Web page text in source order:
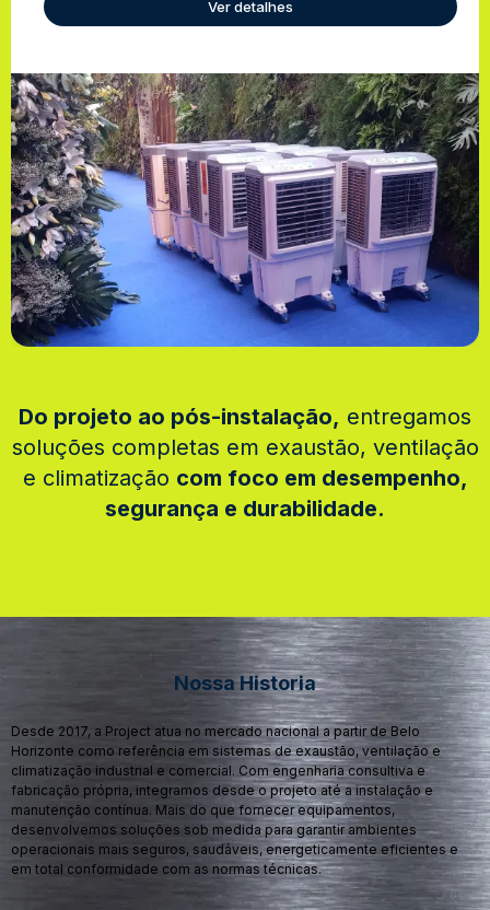
Ver detalhes
Do projeto ao pós-instalação, entregamos
soluções completas em exaustão, ventilação
e climatização com foco em desempenho,
segurança e durabilidade.
Nossa Historia
Desde 2017, a Project atua no mercado nacional a partir de Belo
Horizonte como referência em sistemas de exaustão, ventilação e
climatização industrial e comercial. Com engenharia consultiva e
fabricação própria, integramos desde o projeto até a instalação e
manutenção contínua. Mais do que fornecer equipamentos,
desenvolvemos soluções sob medida para garantir ambientes
operacionais mais seguros, saudáveis, energeticamente eficientes e
em total conformidade com as normas técnicas.